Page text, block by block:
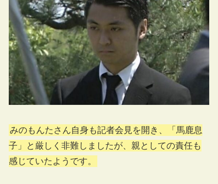
みのもんたさん自身も記者会見を開き、「馬鹿息
子」と厳しく非難しましたが、親としての責任も
感じていたようです​。